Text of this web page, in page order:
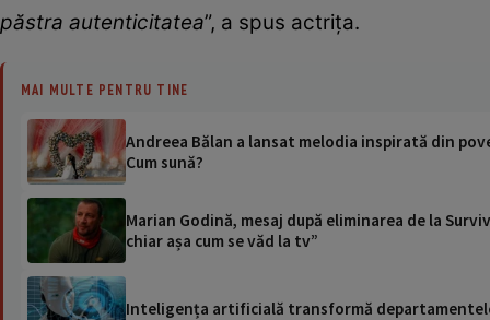
păstra autenticitatea”, a spus actrița.
MAI MULTE PENTRU TINE
Andreea Bălan a lansat melodia inspirată din
Cum sună?
Marian Godină, mesaj după eliminarea de la
chiar așa cum se văd la tv”
Inteligența artificială transformă